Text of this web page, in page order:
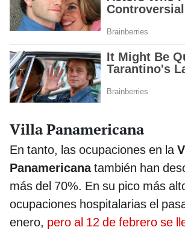
Villa Panamericana
En tanto, las ocupaciones en la
Panamericanatambién han
más del 70%. En su pico más
ocupaciones hospitalarias el
enero, pero al 12 de febrero se